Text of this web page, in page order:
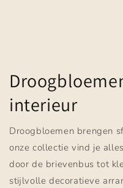
interieur
Droogbloemen brengen
onze collectie vind je
door de brievenbus tot
stijlvolle decoratieve